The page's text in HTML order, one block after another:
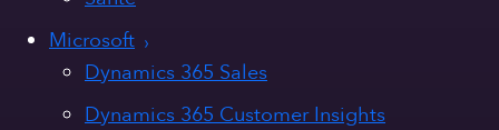
Microsoft
Dynamics 365 Sales
Dynamics 365 Customer Insights